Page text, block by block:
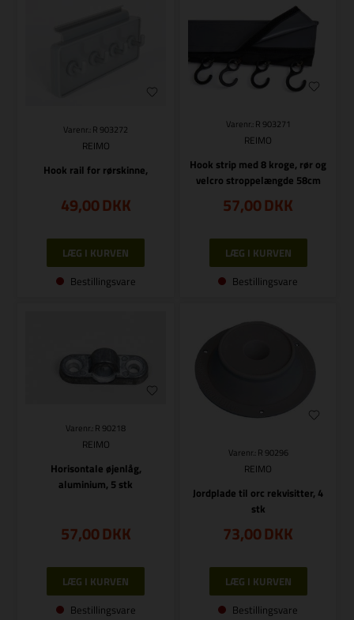
Varenr.: R 903272
REIMO
Hook rail for rørskinne,
49,00DKK
Bestillingsvare
Varenr.: R 903271
REIMO
Hook strip med 8 kroge, rør og
velcro stroppelængde 58cm
57,00DKK
Bestillingsvare
Varenr.: R 90218
REIMO
Horisontale øjenlåg,
aluminium, 5 stk
57,00DKK
Bestillingsvare
Varenr.: R 90296
REIMO
Jordplade til orc rekvisitter, 4
stk
73,00DKK
Bestillingsvare